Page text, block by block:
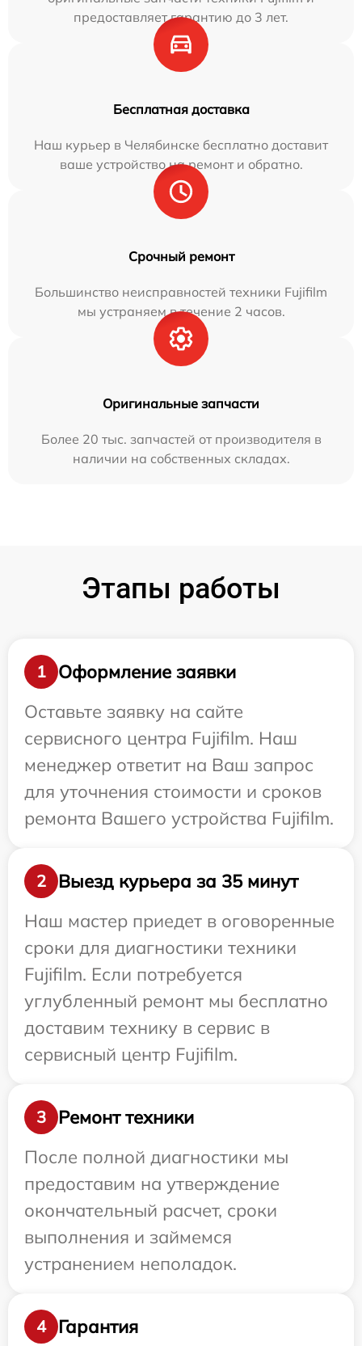
предоставляет гарантию до 3 лет.
Бесплатная доставка
Наш курьер в Челябинске бесплатно доставит
ваше устройство на ремонт и обратно.
Срочный ремонт
Большинство неисправностей техники Fujifilm
мы устраняем в течение 2 часов.
Оригинальные запчасти
Более 20 тыс. запчастей от производителя в
наличии на собственных складах.
Этапы работы
1
Оформление заявки
Оставьте заявку на сайте
сервисного центра Fujifilm. Наш
менеджер ответит на Ваш запрос
для уточнения стоимости и сроков
ремонта Вашего устройства Fujifilm.
2
Выезд курьера за 35 минут
Наш мастер приедет в оговоренные
сроки для диагностики техники
Fujifilm. Если потребуется
углубленный ремонт мы бесплатно
доставим технику в сервис в
сервисный центр Fujifilm.
3
Ремонт техники
После полной диагностики мы
предоставим на утверждение
окончательный расчет, сроки
выполнения и займемся
устранением неполадок.
4 Гарантия